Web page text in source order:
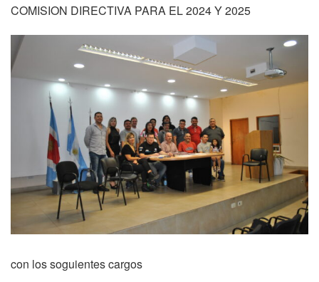
COMISION DIRECTIVA PARA EL 2024 Y 2025
con los soguientes cargos